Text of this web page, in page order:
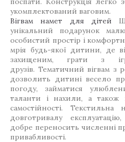
укомплектований ваговим.
Вігвам намет для дітей
унікальний подарунок
особистий простір і
мрія будь-якої дитини, де
захищеним, грати з
друзів. Тематичний вігвам з
дозволить дитині весело
погоду, займатися
таланти і нахили, а
самостійності.
довготривалу
добре переносить численні
привабливості.